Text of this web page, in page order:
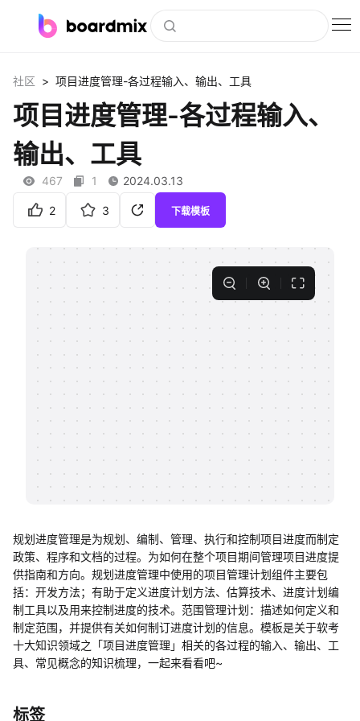
社区资源
会员
企业服务
客户案例
支持
知识分享社区
社区 > 项目进度管理-各过程输入、输出、工具
项目进度管理-各过程输入、
输出、工具
467 1 2024.03.13
2 3 下载模板
规划进度管理是为规划、编制、管理、执行和控制项目进度而制定
政策、程序和文档的过程。为如何在整个项目期间管理项目进度提
供指南和方向。规划进度管理中使用的项目管理计划组件主要包
括：开发方法；有助于定义进度计划方法、估算技术、进度计划编
制工具以及用来控制进度的技术。范围管理计划：描述如何定义和
制定范围，并提供有关如何制订进度计划的信息。模板是关于软考
十大知识领域之「项目进度管理」相关的各过程的输入、输出、工
具、常见概念的知识梳理，一起来看看吧~
标签